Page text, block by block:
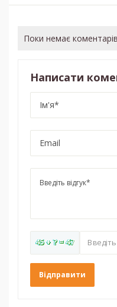
Поки немає коментарів
Написати
45 + ? = 47